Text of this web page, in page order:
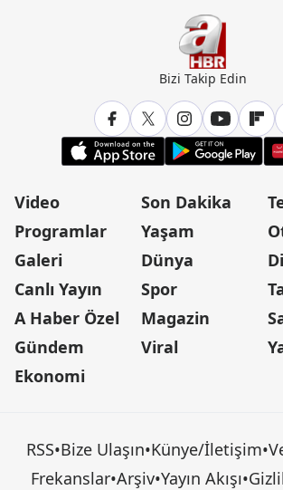
Bizi Takip Edin
Video
Programlar
Galeri
Canlı Yayın
A Haber Özel
Gündem
Ekonomi
Son Dakika
Yaşam
Dünya
Spor
Magazin
Viral
RSS•Bize Ulaşın•Künye/İletişim•
Frekanslar•Arşiv•Yayın Akışı•